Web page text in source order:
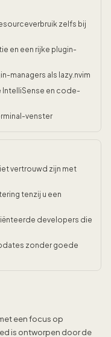
zelfs bij
en een rijke plugin-
managers als lazy.nvim
IntelliSense en code-
venster
vertrouwd zijn met
tenzij u een
developers die
zonder goede
een focus op
is ontworpen door de